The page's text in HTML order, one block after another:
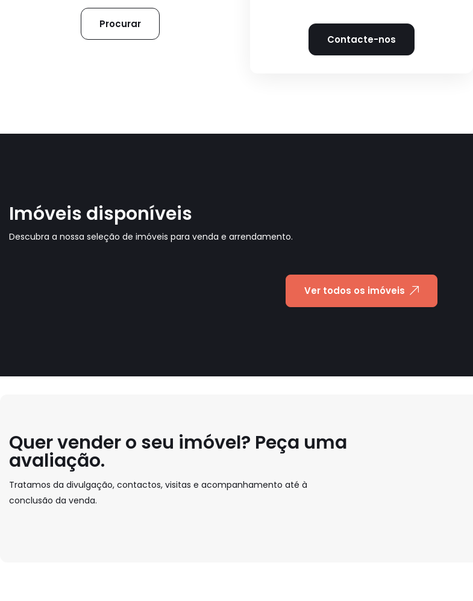
Procurar
Contacte-nos
Imóveis disponíveis
Descubra a nossa seleção de imóveis para venda e arrendamento.
Ver todos os imóveis
Quer vender o seu imóvel? Peça uma
avaliação.
Tratamos da divulgação, contactos, visitas e acompanhamento até à
conclusão da venda.